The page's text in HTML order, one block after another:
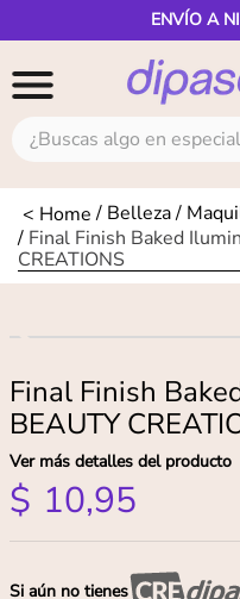
ENVÍO A
¿Buscas algo en especial?
Belleza
Final Finish Baked
CREATIONS
Final Finish
BEAUTY
Ver más detalles del producto
$ 10,95
Si aún no tienes